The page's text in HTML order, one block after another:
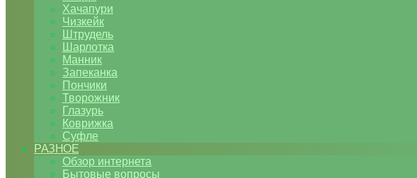
Хачапури
Чизкейк
Штрудель
Шарлотка
Манник
Запеканка
Пончики
Творожник
Глазурь
Коврижка
Суфле
РАЗНОЕ
Обзор интернета
Бытовые вопросы